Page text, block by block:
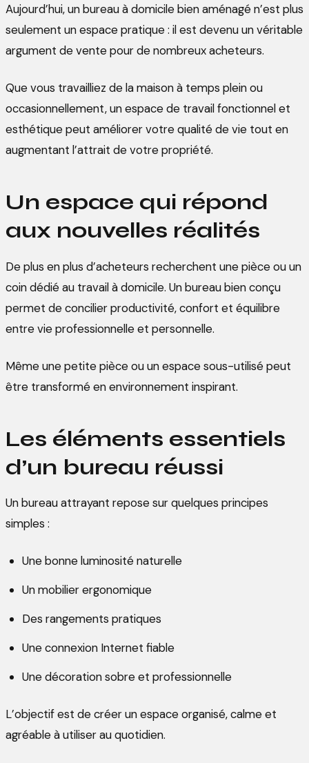
Aujourd’hui, un bureau à domicile bien aménagé n’est plus
seulement un espace pratique : il est devenu un véritable
argument de vente pour de nombreux acheteurs.
Que vous travailliez de la maison à temps plein ou
occasionnellement, un espace de travail fonctionnel et
esthétique peut améliorer votre qualité de vie tout en
augmentant l’attrait de votre propriété.
Un espace qui répond
aux nouvelles réalités
De plus en plus d’acheteurs recherchent une pièce ou un
coin dédié au travail à domicile. Un bureau bien conçu
permet de concilier productivité, confort et équilibre
entre vie professionnelle et personnelle.
Même une petite pièce ou un espace sous-utilisé peut
être transformé en environnement inspirant.
Les éléments essentiels
d’un bureau réussi
Un bureau attrayant repose sur quelques principes
simples :
Une bonne luminosité naturelle
Un mobilier ergonomique
Des rangements pratiques
Une connexion Internet fiable
Une décoration sobre et professionnelle
L’objectif est de créer un espace organisé, calme et
agréable à utiliser au quotidien.